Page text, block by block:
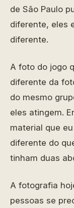
de São Paulo
diferente, eles
diferente.
A foto do jogo
diferente da
do mesmo
eles atingem.
material que
diferente do
tinham duas
A fotografia
pessoas se